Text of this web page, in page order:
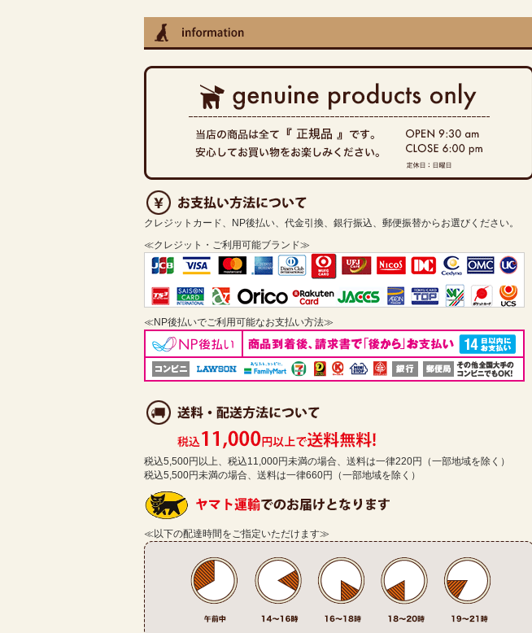
クレジットカード、NP後払い、代金引換、銀行振込、郵便振替からお選びください。
≪クレジット・ご利用可能ブランド≫
≪NP後払いでご利用可能なお支払い方法≫
税込5,500円以上、税込11,000円未満の場合、送料は一律220円（一部地域を除く）
税込5,500円未満の場合、送料は一律660円（一部地域を除く）
≪以下の配達時間をご指定いただけます≫